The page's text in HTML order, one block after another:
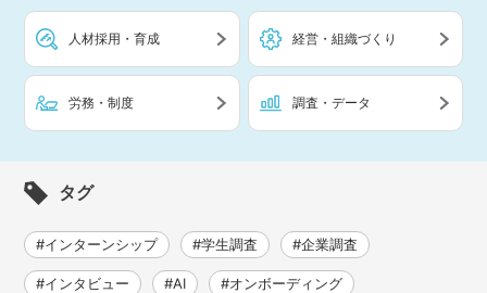
人材採用・育成 経営・組織づくり
労務・制度 調査・データ
タグ
#インターンシップ #学生調査 #企業調査
#インタビュー #AI #オンボーディング